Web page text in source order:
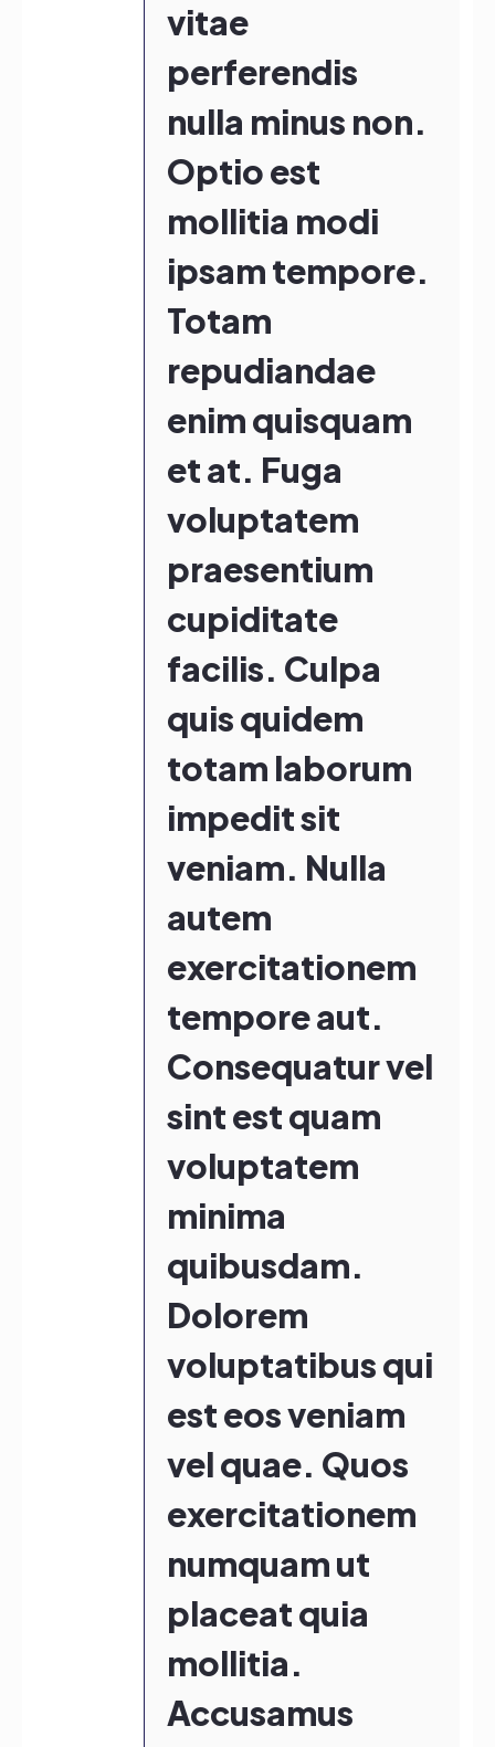
vitae
perferendis
nulla minus non.
Optio est
mollitia modi
ipsam tempore.
Totam
repudiandae
enim quisquam
et at. Fuga
voluptatem
praesentium
cupiditate
facilis. Culpa
quis quidem
totam laborum
impedit sit
veniam. Nulla
autem
exercitationem
tempore aut.
Consequatur vel
sint est quam
voluptatem
minima
quibusdam.
Dolorem
voluptatibus qui
est eos veniam
vel quae. Quos
exercitationem
numquam ut
placeat quia
mollitia.
Accusamus